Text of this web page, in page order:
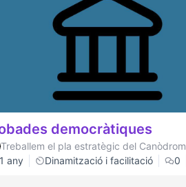
democràtiques
Treballem el pla estratègic del Canòdrom
1 any
Dinamització i facilitació 0